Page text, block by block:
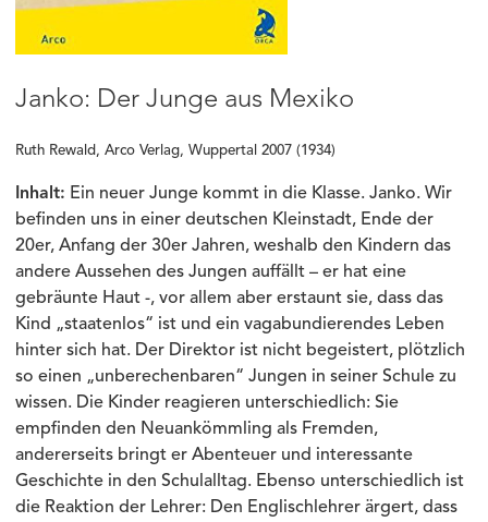
Janko: Der Junge aus Mexiko
Ruth Rewald, Arco Verlag, Wuppertal 2007 (1934)
Inhalt: Ein neuer Junge kommt in die Klasse. Janko. Wir
befinden uns in einer deutschen Kleinstadt, Ende der
20er, Anfang der 30er Jahren, weshalb den Kindern das
andere Aussehen des Jungen auffällt – er hat eine
gebräunte Haut -, vor allem aber erstaunt sie, dass das
Kind „staatenlos“ ist und ein vagabundierendes Leben
hinter sich hat. Der Direktor ist nicht begeistert, plötzlich
so einen „unberechenbaren“ Jungen in seiner Schule zu
wissen. Die Kinder reagieren unterschiedlich: Sie
empfinden den Neuankömmling als Fremden,
andererseits bringt er Abenteuer und interessante
Geschichte in den Schulalltag. Ebenso unterschiedlich ist
die Reaktion der Lehrer: Den Englischlehrer ärgert, dass